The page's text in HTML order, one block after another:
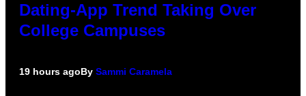
Dating-App Trend Taking Over
College Campuses
19 hours agoBy Sammi Caramela